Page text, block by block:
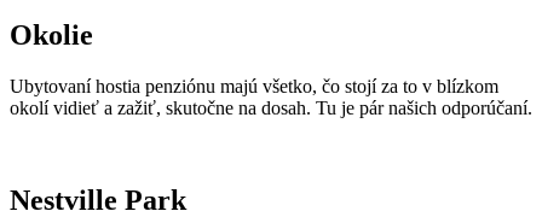
Okolie
Ubytovaní hostia penziónu majú všetko, čo stojí za to v blízkom
okolí vidieť a zažiť, skutočne na dosah. Tu je pár našich odporúčaní.
Nestville Park